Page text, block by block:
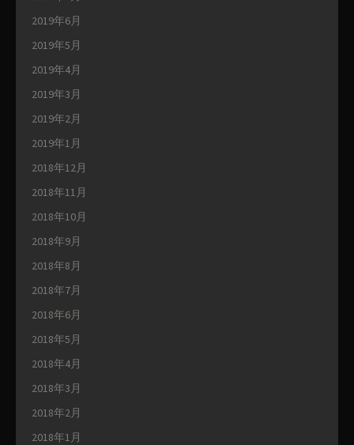
2019年6月
2019年5月
2019年4月
2019年3月
2019年2月
2019年1月
2018年12月
2018年11月
2018年10月
2018年9月
2018年8月
2018年7月
2018年6月
2018年5月
2018年4月
2018年3月
2018年2月
2018年1月